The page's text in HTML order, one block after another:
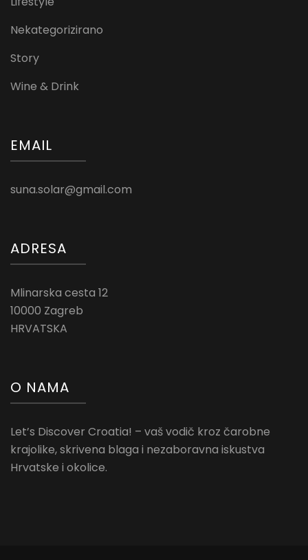
Nekategorizirano
Story
Wine & Drink
EMAIL
suna.solar@gmail.com
ADRESA
Mlinarska cesta 12
10000 Zagreb
HRVATSKA
O NAMA
Let’s Discover Croatia! – vaš vodič kroz čarobne
krajolike, skrivena blaga i nezaboravna iskustva
Hrvatske i okolice.